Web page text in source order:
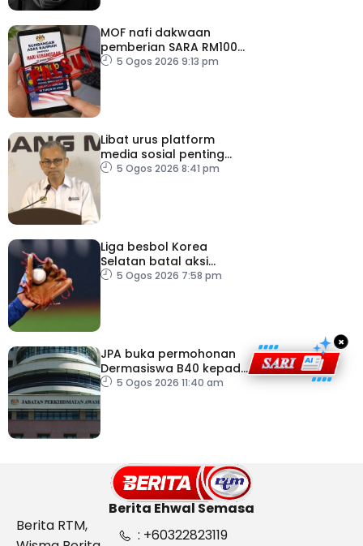
MOF nafi dakwaan
pemberian SARA RM100
sempena Hari
5 Ogos 2026 9:13 pm
Libat urus platform
media sosial penting
bendung perbuatan
5 Ogos 2026 8:41 pm
Liga besbol Korea
Selatan batal aksi
susulan gelombang haba
5 Ogos 2026 7:58 pm
JPA buka permohonan
Dermasiswa B40 kepada
lepasan SPM
5 Ogos 2026 11:40 am
×
Berita Ehwal Semasa
Berita RTM,
: +60322823119